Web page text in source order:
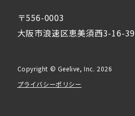
〒556-0003
大阪市浪速区恵美須西3-16-39
Copyright © Geelive, Inc. 2026
プライバシーポリシー